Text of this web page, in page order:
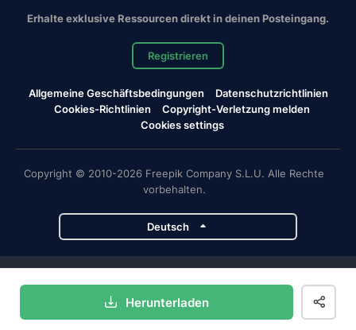
Herunterladen
Erhalte exklusive Ressourcen direkt in deinen Posteingang.
Registrieren
Allgemeine Geschäftsbedingungen
Datenschutzrichtlinien
Cookies-Richtlinien
Copyright-Verletzung melden
Cookies settings
Copyright © 2010-2026 Freepik Company S.L.U. Alle Rechte
vorbehalten.
Deutsch
Magnific Flaticon